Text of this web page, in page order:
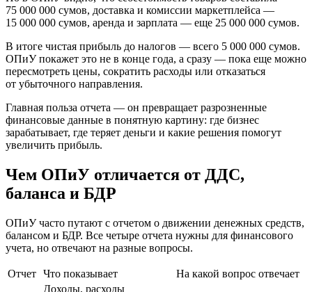
75 000 000 сумов, доставка и комиссии маркетплейса —
15 000 000 сумов, аренда и зарплата — еще 25 000 000 сумов.
В итоге чистая прибыль до налогов — всего 5 000 000 сумов.
ОПиУ покажет это не в конце года, а сразу — пока еще можно
пересмотреть цены, сократить расходы или отказаться
от убыточного направления.
Главная польза отчета — он превращает разрозненные
финансовые данные в понятную картину: где бизнес
зарабатывает, где теряет деньги и какие решения помогут
увеличить прибыль.
Чем ОПиУ отличается от ДДС,
баланса и БДР
ОПиУ часто путают с отчетом о движении денежных средств,
балансом и БДР. Все четыре отчета нужны для финансового
учета, но отвечают на разные вопросы.
Отчет Что показывает
На какой вопрос отвечает
Доходы, расходы